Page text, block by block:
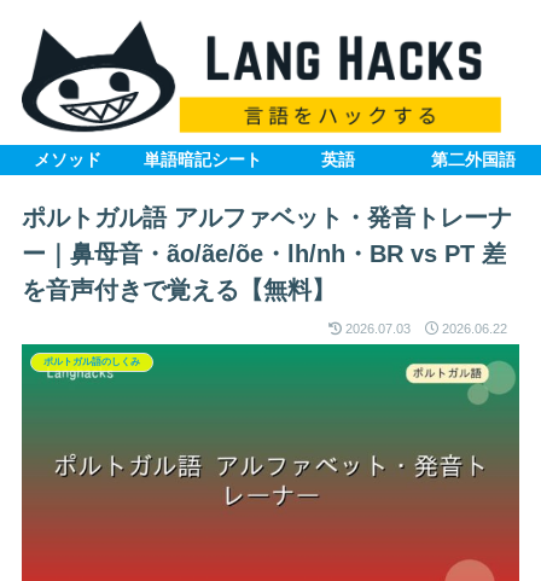
メソッド 単語暗記シート 英語 第二外国語
ポルトガル語 アルファベット・発音トレーナ
ー｜鼻母音・ão/ãe/õe・lh/nh・BR vs PT 差
を音声付きで覚える【無料】
2026.07.03 2026.06.22
ポルトガル語のしくみ